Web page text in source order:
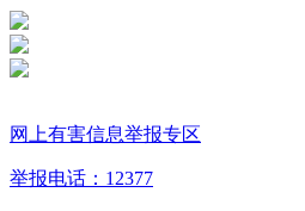
网上有害信息举报专区
举报电话：12377